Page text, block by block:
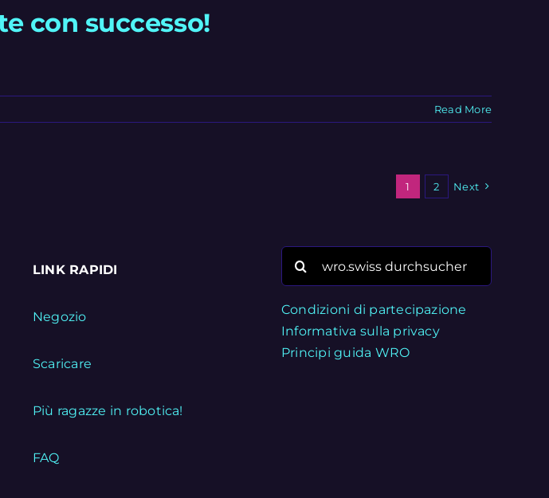
con successo!
Read More
1 2 Next
LINK RAPIDI
Negozio
Scaricare
Più ragazze in robotica!
FAQ
Condizioni di partecipazione
Informativa sulla privacy
Principi guida WRO